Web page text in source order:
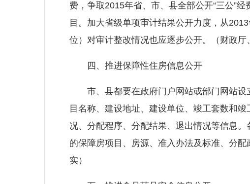
费，争取2015年省、市、县全部公开“三公”
目。加大省级单项审计结果公开力度，从
位）对审计整改情况也应逐步公开。（财政厅
四、推进保障性住房信息公开
市、县都要在政府门户网站或部门网站设
目名称、建设地址、建设单位、竣工套数和
况、分配程序、分配结果、退出情况等信息
的保障房项目、房源、准入办法及标准、分
实）